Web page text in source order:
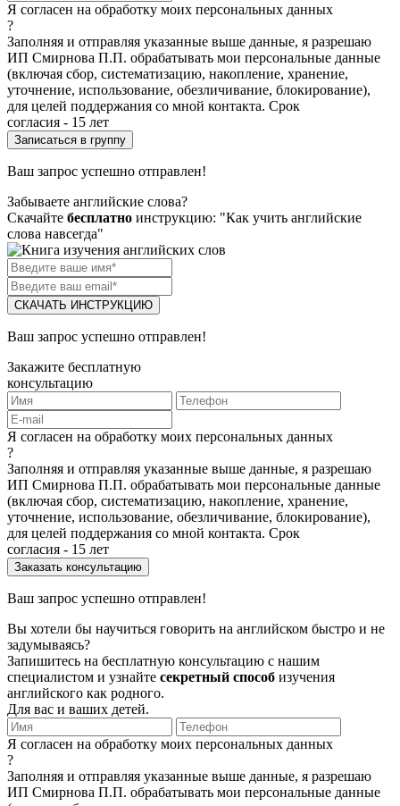
Я согласен на обработку моих персональных данных
?
Заполняя и отправляя указанные выше данные, я разрешаю
ИП Смирнова П.П. обрабатывать мои персональные данные
(включая сбор, систематизацию, накопление, хранение,
уточнение, использование, обезличивание, блокирование),
для целей поддержания со мной контакта. Срок
согласия - 15 лет
Ваш запрос успешно отправлен!
Забываете английские слова?
Скачайте бесплатно инструкцию: "Как учить английские
слова навсегда"
СКАЧАТЬ ИНСТРУКЦИЮ
Ваш запрос успешно отправлен!
Закажите бесплатную
консультацию
Я согласен на обработку моих персональных данных
?
Заполняя и отправляя указанные выше данные, я разрешаю
ИП Смирнова П.П. обрабатывать мои персональные данные
(включая сбор, систематизацию, накопление, хранение,
уточнение, использование, обезличивание, блокирование),
для целей поддержания со мной контакта. Срок
согласия - 15 лет
Ваш запрос успешно отправлен!
Вы хотели бы научиться говорить на английском быстро и не
задумываясь?
Запишитесь на бесплатную консультацию с нашим
специалистом и узнайте секретный способ изучения
английского как родного.
Для вас и ваших детей.
Я согласен на обработку моих персональных данных
?
Заполняя и отправляя указанные выше данные, я разрешаю
ИП Смирнова П.П. обрабатывать мои персональные данные